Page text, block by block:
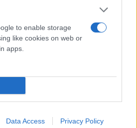
to enable storage
like cookies on web or
apps.
Data Access Privacy Policy
τέτοιο στον αέρα γιατί είμαι
τα πράγματα. Είμαι με
πάρα πολύ τυπική και σωστή